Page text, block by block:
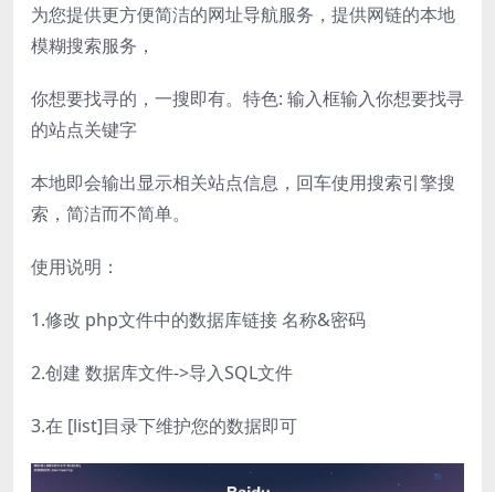
为您提供更方便简洁的网址导航服务，提供网链的本地
模糊搜索服务，
你想要找寻的，一搜即有。特色: 输入框输入你想要找寻
的站点关键字
本地即会输出显示相关站点信息，回车使用搜索引擎搜
索，简洁而不简单。
使用说明：
1.修改 php文件中的数据库链接 名称&密码
2.创建 数据库文件->导入SQL文件
3.在 [list]目录下维护您的数据即可